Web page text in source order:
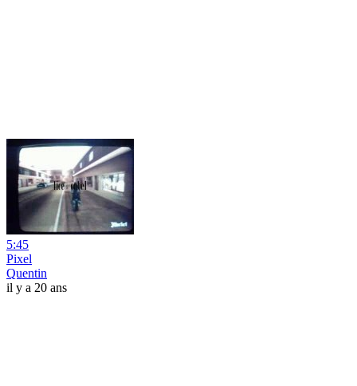
5:45
Pixel
Quentin
il y a 20 ans